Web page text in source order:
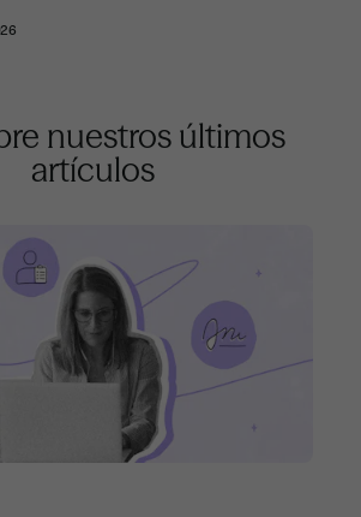
nuestros últimos
artículos